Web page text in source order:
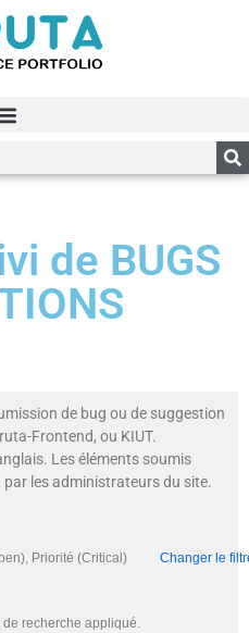
de BUGS
de bug ou de suggestion
Frontend, ou KIUT.
Les éléments soumis
les administrateurs du site.
Priorité (Critical) Changer le
recherche appliqué.